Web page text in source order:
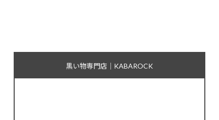
黒い物専門店｜KABAROCK